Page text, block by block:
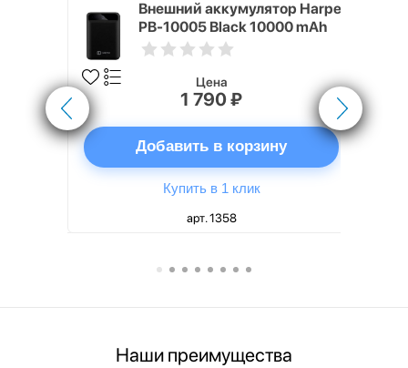
Внешний аккумулятор Harper
PB-10005 Black 10000 mAh
Цена
1 790 ₽
Добавить в корзину
Купить в 1 клик
арт. 1358
Наши преимущества